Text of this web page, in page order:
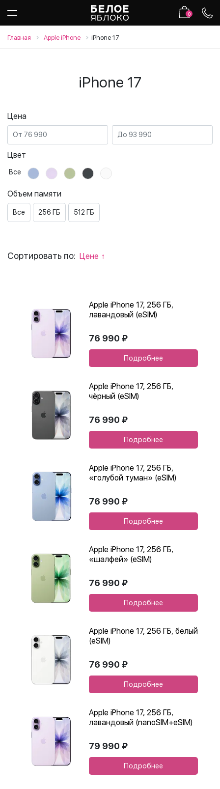
0
Главная Apple iPhone iPhone 17
iPhone 17
Цена
Цвет
Все
Объем памяти
Все 256 ГБ 512 ГБ
Сортировать по: Цене
Apple iPhone 17, 256 ГБ,
лавандовый (eSIM)
76 990 ₽
Подробнее
Apple iPhone 17, 256 ГБ,
чёрный (eSIM)
76 990 ₽
Подробнее
Apple iPhone 17, 256 ГБ,
«голубой туман» (eSIM)
76 990 ₽
Подробнее
Apple iPhone 17, 256 ГБ,
«шалфей» (eSIM)
76 990 ₽
Подробнее
Apple iPhone 17, 256 ГБ, белый
(eSIM)
76 990 ₽
Подробнее
Apple iPhone 17, 256 ГБ,
лавандовый (nanoSIM+eSIM)
79 990 ₽
Подробнее